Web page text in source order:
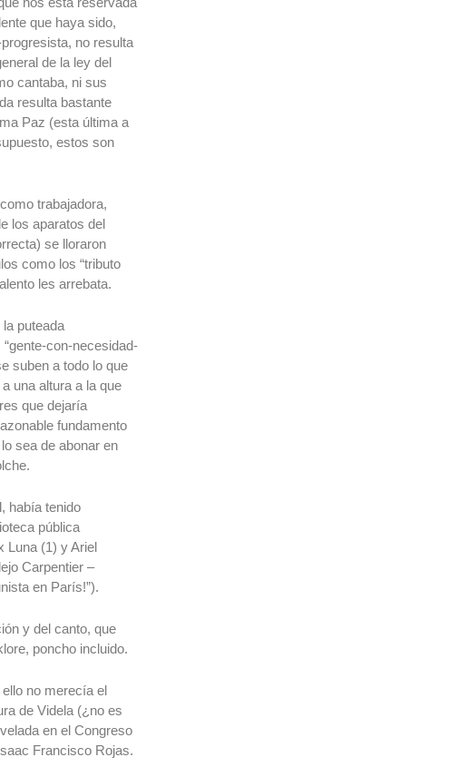
que haya sido,
no resulta
de la ley del
cantaba, ni sus
resulta bastante
Paz (esta última a
estos son
trabajadora,
los aparatos del
se lloraron
como los “tributo
les arrebata.
puteada
con-necesidad-
suben a todo lo que
una altura a la que
que dejaría
fundamento
sea de abonar en
había tenido
pública
Luna (1) y Ariel
Carpentier –
en París!”).
y del canto, que
poncho incluido.
no merecía el
de Videla (¿no es
en el Congreso
Francisco Rojas.